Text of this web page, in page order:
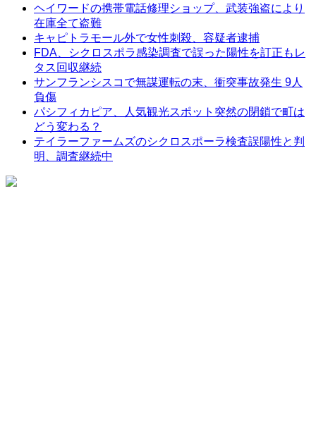
ヘイワードの携帯電話修理ショップ、武装強盗により
在庫全て盗難
キャピトラモール外で女性刺殺、容疑者逮捕
FDA、シクロスポラ感染調査で誤った陽性を訂正もレ
タス回収継続
サンフランシスコで無謀運転の末、衝突事故発生 9人
負傷
パシフィカピア、人気観光スポット突然の閉鎖で町は
どう変わる？
テイラーファームズのシクロスポーラ検査誤陽性と判
明、調査継続中